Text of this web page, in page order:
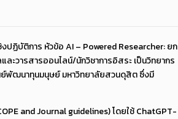
ฏิบัติการ หัวข้อ AI – Powered Researcher: ยก
ะวารสารออนไลน์/นักวิชาการอิสระ เป็นวิทยากร
ย์พัฒนาทุนมนุษย์ มหาวิทยาลัยสวนดุสิต ซึ่งมี
and Journal guidelines) โดยใช้ ChatGPT-